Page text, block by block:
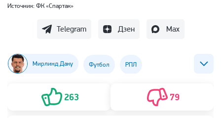
Источник: ФК «Спартак»
Telegram Дзен Max
Мирлинд Даку Футбол РПЛ
ФК Рубин (Казань) 263 79